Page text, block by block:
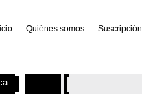
Quiénes somos Suscripción